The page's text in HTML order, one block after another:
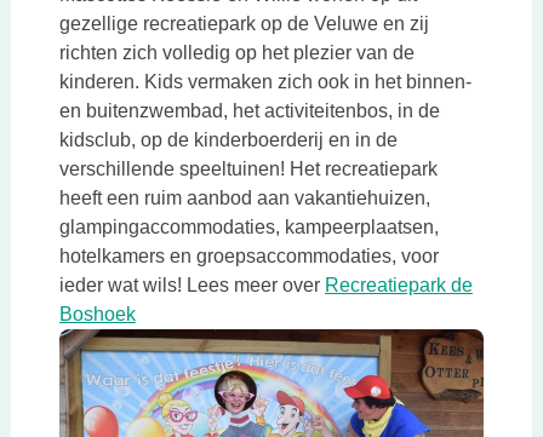
gezellige recreatiepark op de Veluwe en zij
richten zich volledig op het plezier van de
kinderen. Kids vermaken zich ook in het binnen-
en buitenzwembad, het activiteitenbos, in de
kidsclub, op de kinderboerderij en in de
verschillende speeltuinen! Het recreatiepark
heeft een ruim aanbod aan vakantiehuizen,
glampingaccommodaties, kampeerplaatsen,
hotelkamers en groepsaccommodaties, voor
ieder wat wils! Lees meer over Recreatiepark de
BoshoekDeze link opent in een nieuwe tab